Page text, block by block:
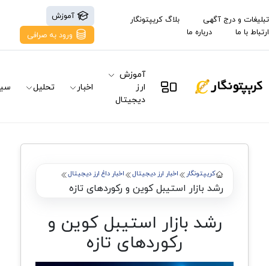
تبلیغات و درج آگهی
بلاگ کریپتونگار
ارتباط با ما
درباره ما
آموزش
ورود به صرافی
آموزش
ارز
دیجیتال
اخبار تحلیل
کریپتونگار اخبار ارز دیجیتال اخبار داغ ارز دیجیتال
رشد بازار استیبل کوین و رکوردهای تازه
رشد بازار استیبل کوین و
رکوردهای تازه